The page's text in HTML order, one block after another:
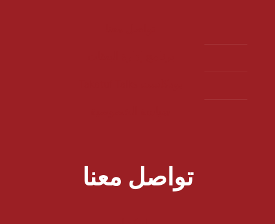
تواصل معنا